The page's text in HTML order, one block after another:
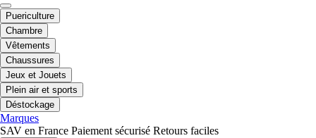
Puericulture
Chambre
Vêtements
Chaussures
Jeux et Jouets
Plein air et sports
Déstockage
Marques
SAV en France Paiement sécurisé Retours faciles